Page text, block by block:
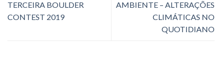
TERCEIRA BOULDER
CONTEST 2019
AMBIENTE – ALTERAÇÕES
CLIMÁTICAS NO
QUOTIDIANO